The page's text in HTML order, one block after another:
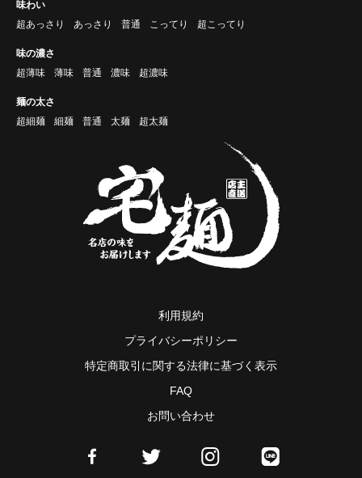
味わい
超あっさり
あっさり 普通 こってり 超こってり
味の濃さ
超薄味
薄味 普通 濃味 超濃味
麺の太さ
超細麺
細麺 普通 太麺 超太麺
利用規約
プライバシーポリシー
特定商取引に関する法律に基づく表示
FAQ
お問い合わせ